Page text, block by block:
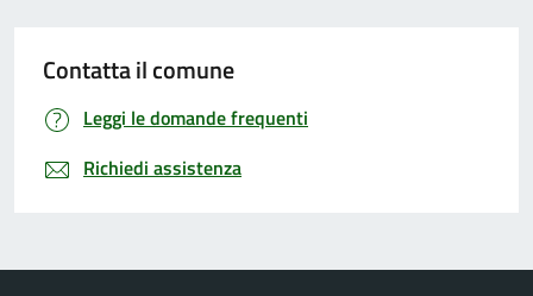
Contatta il comune
Leggi le domande frequenti
Richiedi assistenza